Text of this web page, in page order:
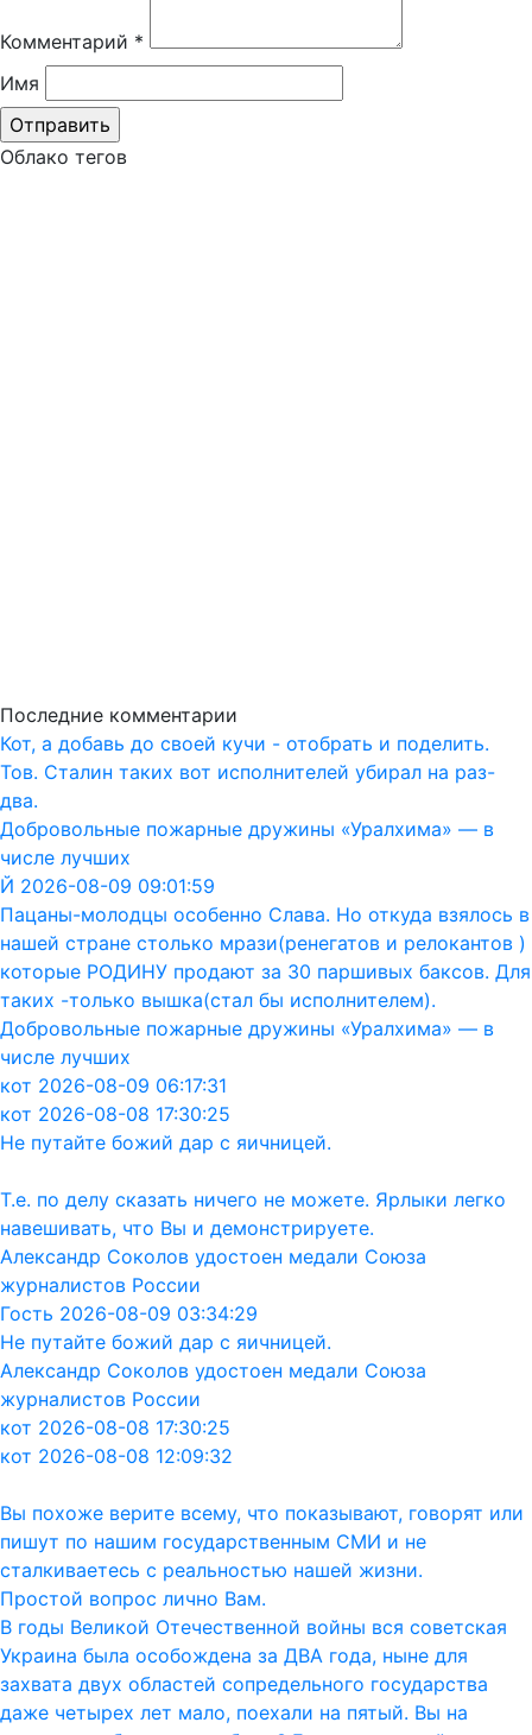
Комментарий *
Имя
Облако тегов
Последние комментарии
Кот, а добавь до своей кучи - отобрать и поделить.
Тов. Сталин таких вот исполнителей убирал на раз-
два.
Добровольные пожарные дружины «Уралхима» — в
числе лучших
Й 2026-08-09 09:01:59
Пацаны-молодцы особенно Слава. Но откуда взялось в
нашей стране столько мрази(ренегатов и релокантов )
которые РОДИНУ продают за 30 паршивых баксов. Для
таких -только вышка(стал бы исполнителем).
Добровольные пожарные дружины «Уралхима» — в
числе лучших
кот 2026-08-09 06:17:31
кот 2026-08-08 17:30:25
Не путайте божий дар с яичницей.
Т.е. по делу сказать ничего не можете. Ярлыки легко
навешивать, что Вы и демонстрируете.
Александр Соколов удостоен медали Союза
журналистов России
Гость 2026-08-09 03:34:29
Не путайте божий дар с яичницей.
Александр Соколов удостоен медали Союза
журналистов России
кот 2026-08-08 17:30:25
кот 2026-08-08 12:09:32
Вы похоже верите всему, что показывают, говорят или
пишут по нашим государственным СМИ и не
сталкиваетесь с реальностью нашей жизни.
Простой вопрос лично Вам.
В годы Великой Отечественной войны вся советская
Украина была особождена за ДВА года, ныне для
захвата двух областей сопредельного государства
даже четырех лет мало, поехали на пятый. Вы на